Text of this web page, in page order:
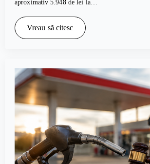
aproximativ 5.948 de lei la…
Vreau să citesc